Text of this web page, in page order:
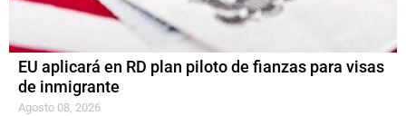
EU aplicará en RD plan piloto de fianzas para visas
de inmigrante
Agosto 08, 2026